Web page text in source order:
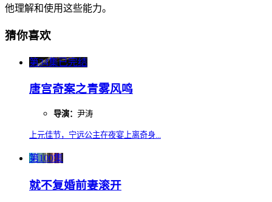
他理解和使用这些能力。
猜你喜欢
第34集已完结
唐宫奇案之青雾风鸣
导演： 尹涛
上元佳节，宁远公主在夜宴上离奇身...
第100集
就不复婚前妻滚开